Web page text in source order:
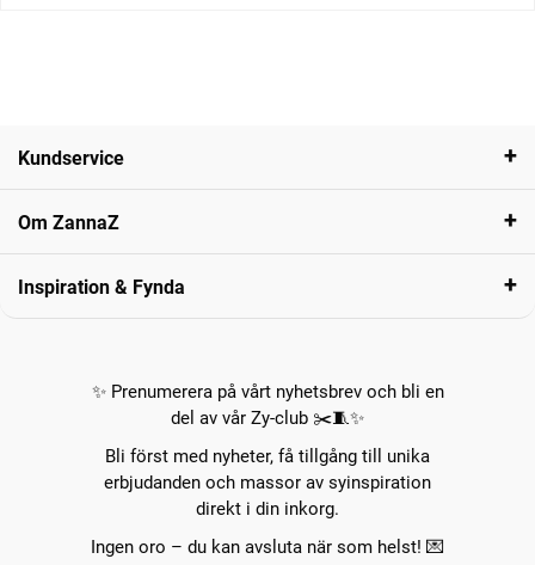
Kundservice
Om ZannaZ
Inspiration & Fynda
✨ Prenumerera på vårt nyhetsbrev och bli en
del av vår Zy-club ✂️🧵✨
Bli först med nyheter, få tillgång till unika
erbjudanden och massor av syinspiration
direkt i din inkorg.
Ingen oro – du kan avsluta när som helst! 💌